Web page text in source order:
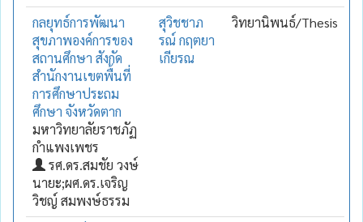
กลยุทธ์การพัฒนา
สุขภาพองค์การของ
สถานศึกษา สังกัด
สำนักงานเขตพื้นที่
การศึกษาประถม
ศึกษา จังหวัดตาก
มหาวิทยาลัยราชภัฏ
กำแพงเพชร
รศ.ดร.สมชัย วงษ์
นายะ;ผศ.ดร.เจริญ
วิชญ์ สมพงษ์ธรรม
สุวิชชาภ
รณ์ กฤตยา
เกียรณ
วิทยานิพนธ์/Thesis